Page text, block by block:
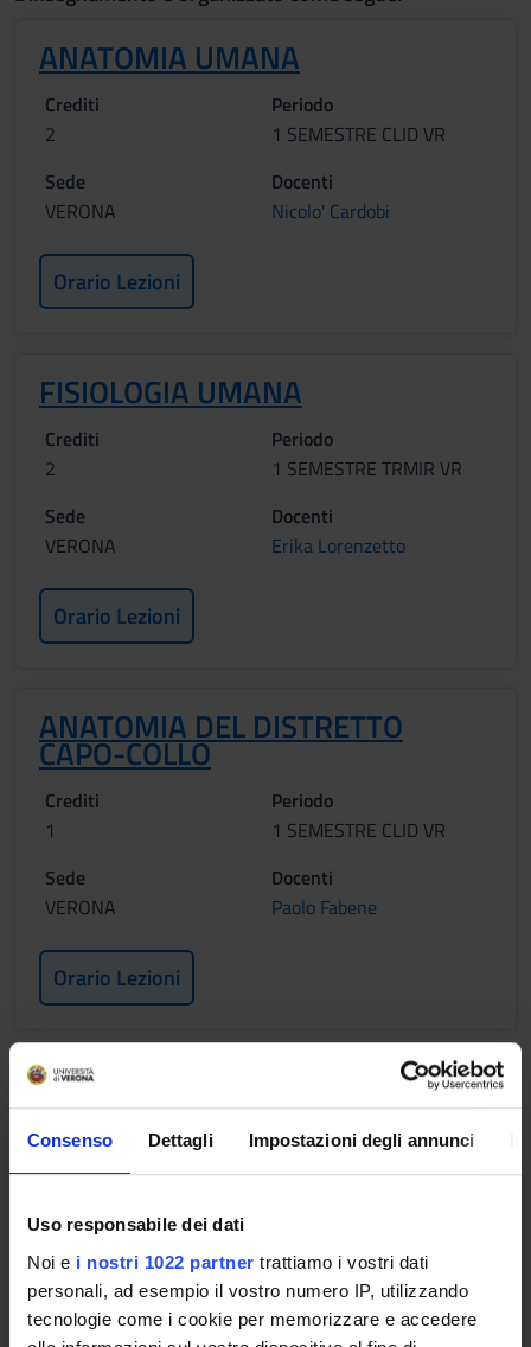
Consenso Dettagli Impostazioni degli annunci
Uso responsabile dei dati
Noi e i nostri 1022 partner trattiamo i vostri dati
personali, ad esempio il vostro numero IP, utilizzando
tecnologie come i cookie per memorizzare e accedere
ANATOMIA UMANA
Crediti
2
Periodo
1 SEMESTRE CLID VR
Sede
VERONA
Docenti
Nicolo' Cardobi
Orario Lezioni
FISIOLOGIA UMANA
Crediti
2
Periodo
1 SEMESTRE TRMIR VR
Sede
VERONA
Docenti
Erika Lorenzetto
Orario Lezioni
ANATOMIA DEL DISTRETTO
CAPO-COLLO
Crediti
1
Periodo
1 SEMESTRE CLID VR
Sede
VERONA
Docenti
Paolo Fabene
Orario Lezioni
ISTOLOGIA
Crediti
Periodo
VERONA
Orario Lezioni